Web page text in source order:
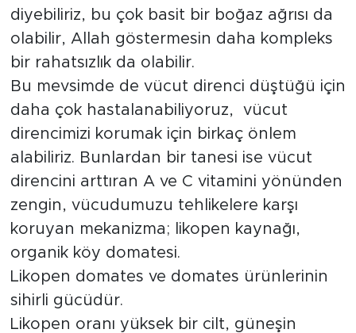
diyebiliriz, bu çok basit bir boğaz ağrısı da
olabilir, Allah göstermesin daha kompleks
bir rahatsızlık da olabilir.
Bu mevsimde de vücut direnci düştüğü için
daha çok hastalanabiliyoruz, vücut
direncimizi korumak için birkaç önlem
alabiliriz. Bunlardan bir tanesi ise vücut
direncini arttıran A ve C vitamini yönünden
zengin, vücudumuzu tehlikelere karşı
koruyan mekanizma; likopen kaynağı,
organik köy domatesi.
Likopen domates ve domates ürünlerinin
sihirli gücüdür.
Likopen oranı yüksek bir cilt, güneşin